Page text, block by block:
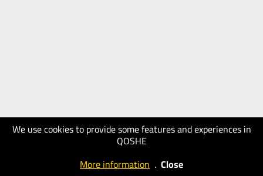
We use cookies to provide some features and experiences in
QOSHE
More information . Close